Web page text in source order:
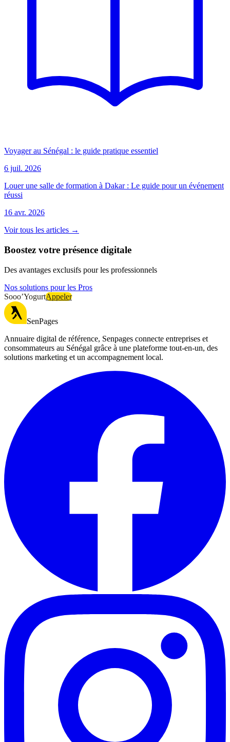
Voyager au Sénégal : le guide pratique essentiel
6 juil. 2026
Louer une salle de formation à Dakar : Le guide pour un événement
réussi
16 avr. 2026
Voir tous les articles →
Boostez votre présence digitale
Des avantages exclusifs pour les professionnels
Nos solutions pour les Pros
Sooo’YogurtAppeler
SenPages
Annuaire digital de référence, Senpages connecte entreprises et
consommateurs au Sénégal grâce à une plateforme tout-en-un, des
solutions marketing et un accompagnement local.